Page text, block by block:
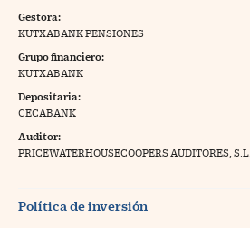
Pyme
a Cinco Días
Gestora:
KUTXABANK PENSIONES
Grupo financiero:
KUTXABANK
Depositaria:
CECABANK
Auditor:
PRICEWATERHOUSECOOPERS AUDITORES, S.L.
Política de inversión